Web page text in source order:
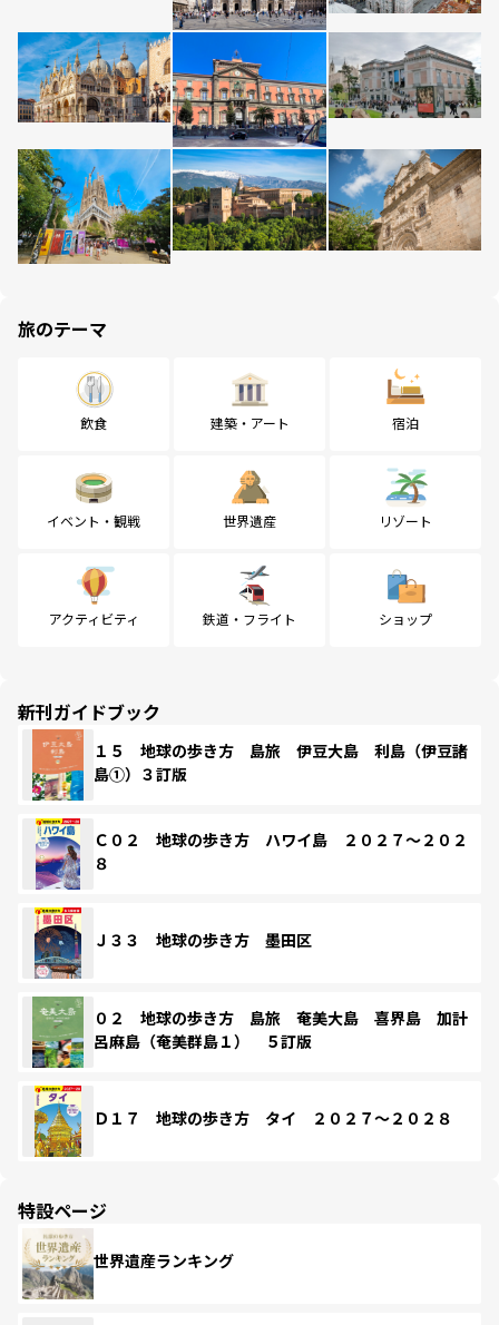
旅のテーマ
飲食 建築・アート 宿泊
イベント・観戦 世界遺産 リゾート
アクティビティ 鉄道・フライト ショップ
新刊ガイドブック
１５ 地球の歩き方 島旅 伊豆大島 利島（伊豆諸
島①）３訂版
Ｃ０２ 地球の歩き方 ハワイ島 ２０２７～２０２
８
Ｊ３３ 地球の歩き方 墨田区
０２ 地球の歩き方 島旅 奄美大島 喜界島 加計
呂麻島（奄美群島１） ５訂版
Ｄ１７ 地球の歩き方 タイ ２０２７～２０２８
特設ページ
世界遺産ランキング